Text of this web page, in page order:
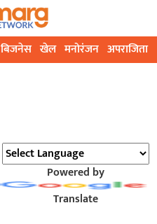
बिजनेस खेल मनोरंजन अपराजिता
Powered by
Translate